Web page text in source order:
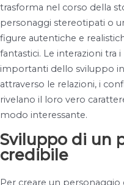
trasforma nel corso della
personaggi stereotipati o
figure autentiche e
fantastici. Le interazioni
importanti dello sviluppo
attraverso le relazioni, i
rivelano il loro vero
modo interessante.
Sviluppo di un
credibile
Per creare un personaggio